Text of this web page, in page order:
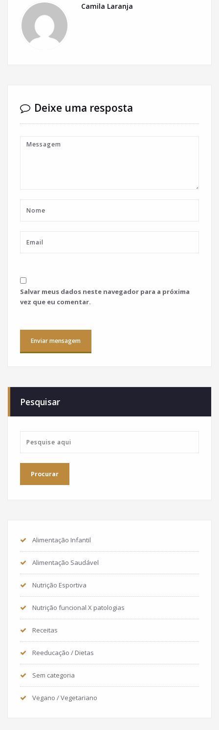
Camila Laranja
Deixe uma resposta
Salvar meus dados neste navegador para a próxima
vez que eu comentar.
Pesquisar
Alimentação Infantil
Alimentação Saudável
Nutrição Esportiva
Nutrição funcional X patologias
Receitas
Reeducação / Dietas
Sem categoria
Vegano / Vegetariano